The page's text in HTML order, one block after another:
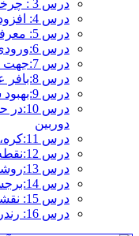
درس 3 : چرخش اشیاء
درس 4: افزودن بعد به اشیاء
درس 5: معرفی بافت
درس 6:ورودی صفحه کلید و فیلتر های بافت
درس 7:جهت اصلی و روشنایی محیط
درس 8:بافر عمق، شفافیت و ترکیب
درس 9:بهبود ساختار کد با حرکت زیاد
درس
دوربین
درس 11:کره، ماتریس چرخش، و رویدادهای ماوس
درس 12:نقطه نورپردازی
درس 13:روشنایی در هر قطعه و برنامه های متعدد
درس 14:برجستگی و بارگیری یک مدل JSON
درس 15: نقشه برجسته
درس 16: رندر کردن بافت